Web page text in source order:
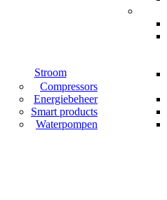
Stroom
Compressors
Energiebeheer
Smart products
Waterpompen